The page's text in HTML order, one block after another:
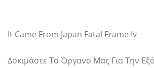
It Came From Japan Fatal Frame Iv
Δοκιμάστε Το Όργανο Μας Για Την